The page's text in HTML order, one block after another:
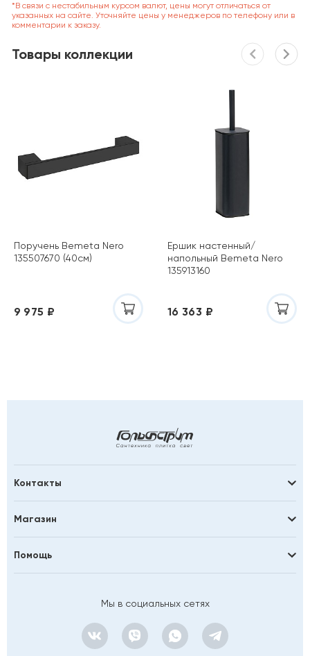
*В связи с нестабильным курсом валют, цены могут отличаться от
указанных на сайте. Уточняйте цены у менеджеров по телефону или в
комментарии к заказу.
Товары коллекции
Поручень Bemeta Nero
135507670 (40см)
9 975 ₽
Ершик настенный/
напольный Bemeta Nero
135913160
16 363 ₽
Контакты
Магазин
Помощь
Мы в социальных сетях